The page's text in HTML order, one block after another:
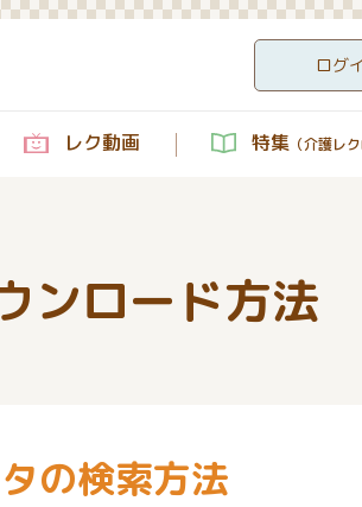
ログ
レク動画 特集 （介護レ
ンロード方法
の検索方法